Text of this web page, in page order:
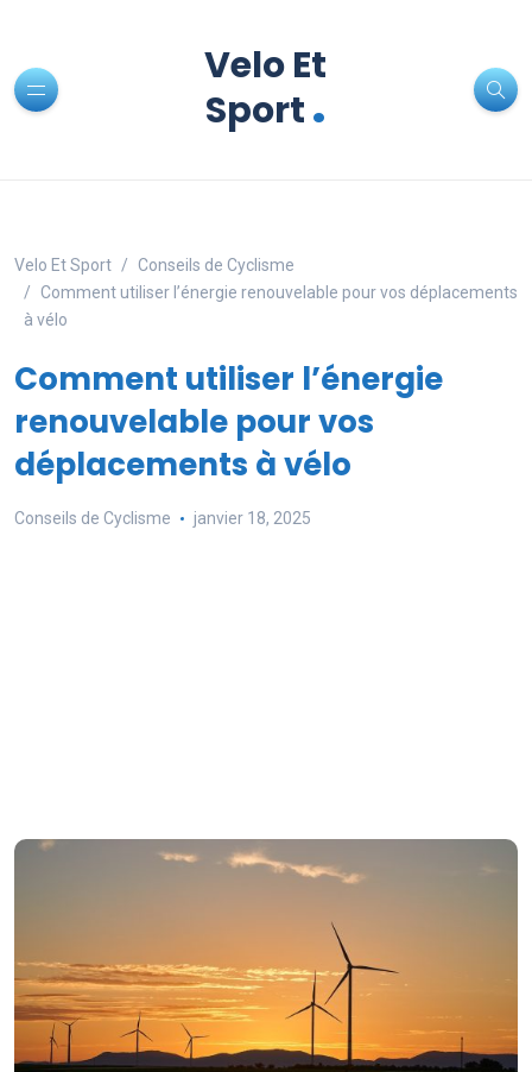
Velo Et
Sport.
Velo Et Sport
Conseils de Cyclisme
Comment utiliser l’énergie renouvelable pour vos déplacements
à vélo
Comment utiliser l’énergie
renouvelable pour vos
déplacements à vélo
Conseils de Cyclisme janvier 18, 2025